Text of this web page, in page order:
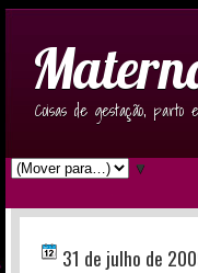
Coisas de gestação, parto
▼
31 de julho de